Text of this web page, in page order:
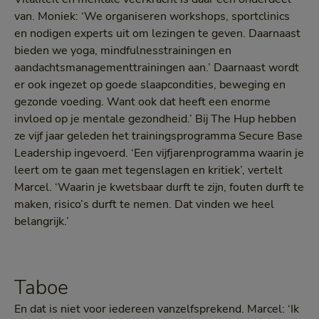
van. Moniek: ‘We organiseren workshops, sportclinics
en nodigen experts uit om lezingen te geven. Daarnaast
bieden we yoga, mindfulnesstrainingen en
aandachtsmanagementtrainingen aan.’ Daarnaast wordt
er ook ingezet op goede slaapcondities, beweging en
gezonde voeding. Want ook dat heeft een enorme
invloed op je mentale gezondheid.’ Bij The Hup hebben
ze vijf jaar geleden het trainingsprogramma Secure Base
Leadership ingevoerd. ‘Een vijfjarenprogramma waarin je
leert om te gaan met tegenslagen en kritiek’, vertelt
Marcel. ‘Waarin je kwetsbaar durft te zijn, fouten durft te
maken, risico’s durft te nemen. Dat vinden we heel
belangrijk.’
Taboe
En dat is niet voor iedereen vanzelfsprekend. Marcel: ‘Ik